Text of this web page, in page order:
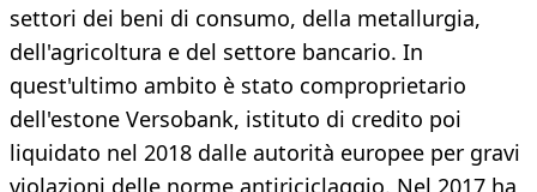
settori dei beni di consumo, della metallurgia,
dell'agricoltura e del settore bancario. In
quest'ultimo ambito è stato comproprietario
dell'estone Versobank, istituto di credito poi
liquidato nel 2018 dalle autorità europee per gravi
violazioni delle norme antiriciclaggio. Nel 2017 ha